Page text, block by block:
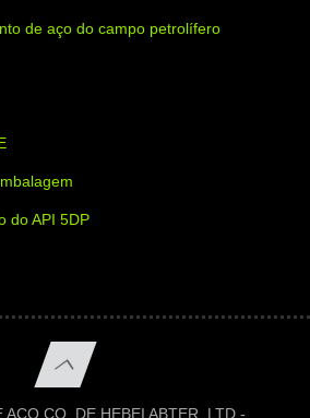
de aço do campo petrolífero
do API 5DP
AÇO CO. DE HEBEI ABTER, LTD -